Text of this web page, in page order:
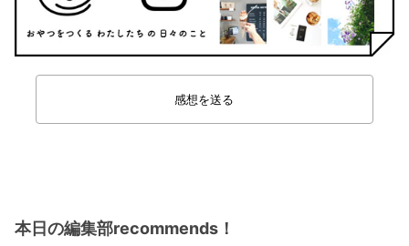
感想を送る
本日の編集部recommends！